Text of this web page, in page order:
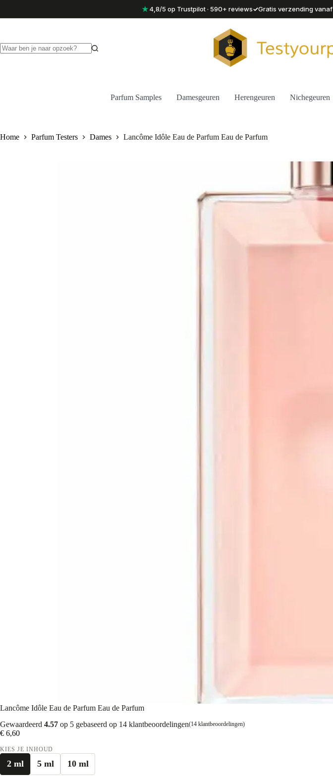
★4,8/5 op Trustpilot · 590+ reviews✓Gratis verzending
Parfum Samples Damesgeuren Herengeuren Nichegeuren
Home Parfum Testers Dames Lancôme Idôle Eau de Parfum Eau de Parfum
Lancôme Idôle Eau de Parfum Eau de Parfum
Gewaardeerd 4.57 op 5 gebaseerd op 14 klantbeoordelingen(14 klantbeoordelingen)
€ 6,60
KIES JE INHOUD
2 ml 5 ml 10 ml